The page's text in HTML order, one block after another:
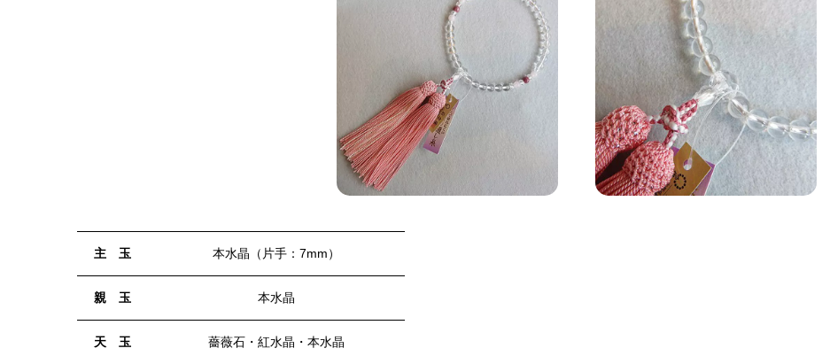
主 玉 本水晶（片手：7mm）
親 玉 本水晶
天 玉 薔薇石・紅水晶・本水晶